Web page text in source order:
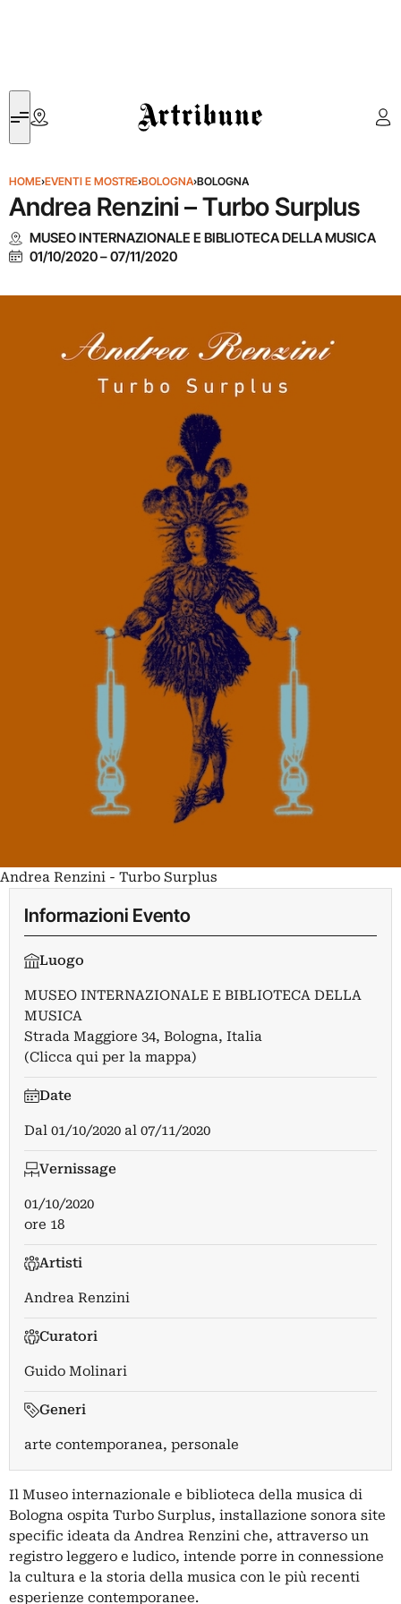
Artribune
HOME›EVENTI E MOSTRE›BOLOGNA›BOLOGNA
Andrea Renzini – Turbo Surplus
MUSEO INTERNAZIONALE E BIBLIOTECA DELLA MUSICA
01/10/2020–07/11/2020
Andrea Renzini - Turbo Surplus
Informazioni Evento
Luogo
MUSEO INTERNAZIONALE E BIBLIOTECA DELLA
MUSICA
Strada Maggiore 34, Bologna, Italia
(Clicca qui per la mappa)
Date
Dal 01/10/2020 al 07/11/2020
Vernissage
01/10/2020
ore 18
Artisti
Andrea Renzini
Curatori
Guido Molinari
Generi
arte contemporanea, personale
Il Museo internazionale e biblioteca della musica di
Bologna ospita Turbo Surplus, installazione sonora site
specific ideata da Andrea Renzini che, attraverso un
registro leggero e ludico, intende porre in connessione
la cultura e la storia della musica con le più recenti
esperienze contemporanee.